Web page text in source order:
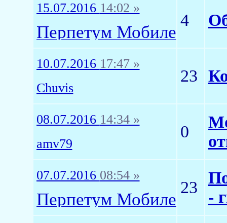
15.07.2016 14:02 »
Перпетум Мобиле
4
10.07.2016 17:47 »
Chuvis
23
08.07.2016 14:34 »
amv79
0
07.07.2016 08:54 »
Перпетум Мобиле
23
-